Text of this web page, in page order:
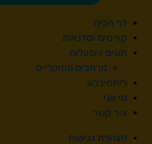
דף הבית
קורסים וסדנאות
חוגים והפעלות
מרחבים מוזיקליים
ריתמיבלוג
מי אני
צור קשר
הצהרת נגישות